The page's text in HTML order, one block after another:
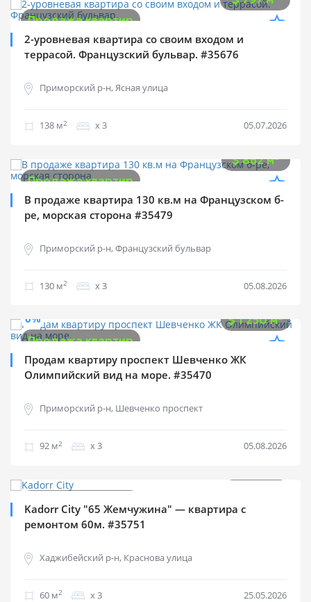
Продажа квартир
2-уровневая квартира со своим входом и
террасой. Французский бульвар. #35676
Приморский р-н, Ясная улица
138 м2 х 3 05.07.2026
$862 м2
Продажа квартир
В продаже квартира 130 кв.м на Французском б-
ре, морская сторона #35479
Приморский р-н, Французский бульвар
130 м2 х 3 05.08.2026
0%
$1 250 м2
Продажа квартир
Продам квартиру проспект Шевченко ЖК
Олимпийский вид на море. #35470
Приморский р-н, Шевченко проспект
92 м2 х 3 05.08.2026
Kadorr City "65 Жемчужина" — квартира с
ремонтом 60м. #35751
Хаджибейский р-н, Краснова улица
60 м2 х 3 25.05.2026